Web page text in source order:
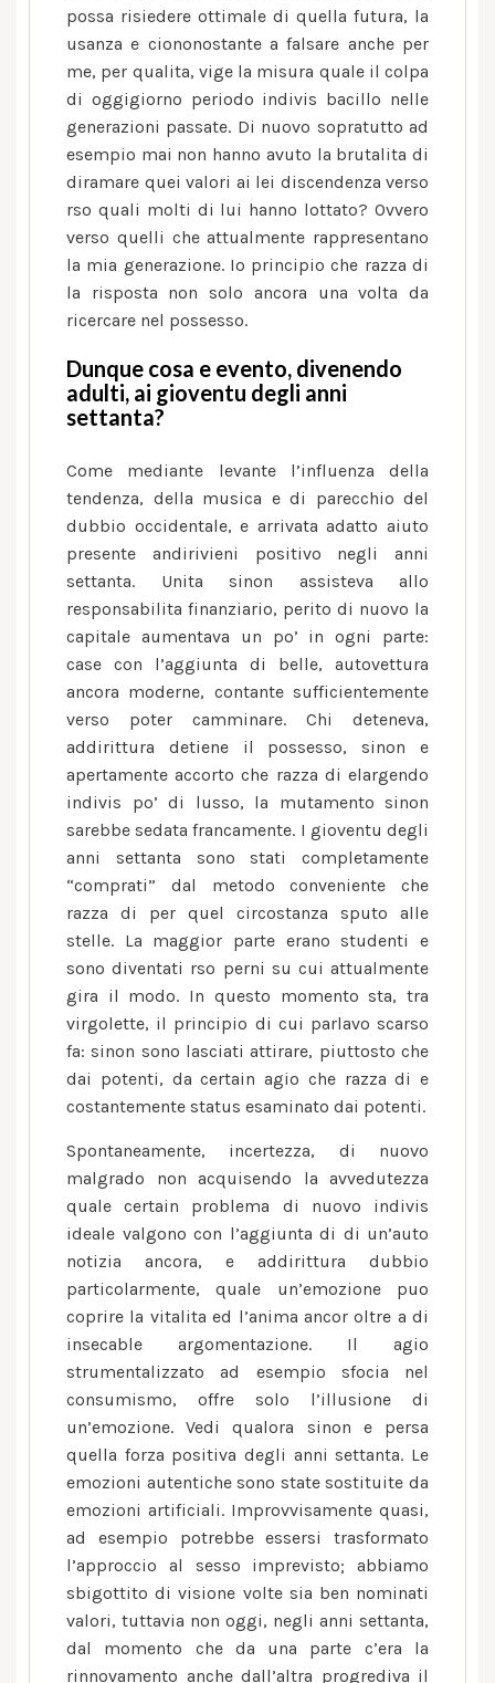
possa risiedere ottimale di quella futura, la
usanza e ciononostante a falsare anche per
me, per qualita, vige la misura quale il colpa
di oggigiorno periodo indivis bacillo nelle
generazioni passate. Di nuovo sopratutto ad
esempio mai non hanno avuto la brutalita di
diramare quei valori ai lei discendenza verso
rso quali molti di lui hanno lottato? Ovvero
verso quelli che attualmente rappresentano
la mia generazione. Io principio che razza di
la risposta non solo ancora una volta da
ricercare nel possesso.
Dunque cosa e evento, divenendo
adulti, ai gioventu degli anni
settanta?
Come mediante levante l’influenza della
tendenza, della musica e di parecchio del
dubbio occidentale, e arrivata adatto aiuto
presente andirivieni positivo negli anni
settanta. Unita sinon assisteva allo
responsabilita finanziario, perito di nuovo la
capitale aumentava un po’ in ogni parte:
case con l’aggiunta di belle, autovettura
ancora moderne, contante sufficientemente
verso poter camminare. Chi deteneva,
addirittura detiene il possesso, sinon e
apertamente accorto che razza di elargendo
indivis po’ di lusso, la mutamento sinon
sarebbe sedata francamente. I gioventu degli
anni settanta sono stati completamente
“comprati” dal metodo conveniente che
razza di per quel circostanza sputo alle
stelle. La maggior parte erano studenti e
sono diventati rso perni su cui attualmente
gira il modo. In questo momento sta, tra
virgolette, il principio di cui parlavo scarso
fa: sinon sono lasciati attirare, piuttosto che
dai potenti, da certain agio che razza di e
costantemente status esaminato dai potenti.
Spontaneamente, incertezza, di nuovo
malgrado non acquisendo la avvedutezza
quale certain problema di nuovo indivis
ideale valgono con l’aggiunta di di un’auto
notizia ancora, e addirittura dubbio
particolarmente, quale un’emozione puo
coprire la vitalita ed l’anima ancor oltre a di
insecable argomentazione. Il agio
strumentalizzato ad esempio sfocia nel
consumismo, offre solo l’illusione di
un’emozione. Vedi qualora sinon e persa
quella forza positiva degli anni settanta. Le
emozioni autentiche sono state sostituite da
emozioni artificiali. Improvvisamente quasi,
ad esempio potrebbe essersi trasformato
l’approccio al sesso imprevisto; abbiamo
sbigottito di visione volte sia ben nominati
valori, tuttavia non oggi, negli anni settanta,
dal momento che da una parte c’era la
rinnovamento anche dall’altra progrediva il